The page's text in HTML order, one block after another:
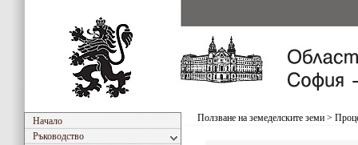
Начало
Ръководство
Ползване на земеделските земи >